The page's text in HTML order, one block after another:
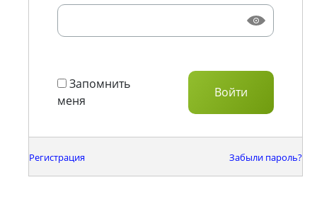
Запомнить
меня
Регистрация Забыли пароль?